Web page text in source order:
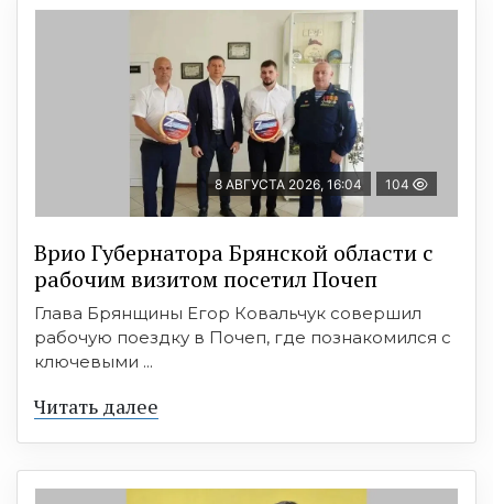
8 АВГУСТА 2026, 16:04 104
Врио Губернатора Брянской области с
рабочим визитом посетил Почеп
Глава Брянщины Егор Ковальчук совершил
рабочую поездку в Почеп, где познакомился с
ключевыми ...
Читать далее